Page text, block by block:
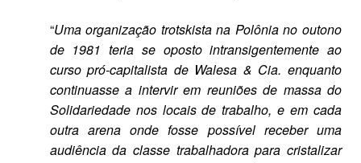
“Uma organização trotskista na Polônia no outono
de 1981 teria se oposto intransigentemente ao
curso pró-capitalista de Walesa & Cia. enquanto
continuasse a intervir em reuniões de massa do
Solidariedade nos locais de trabalho, e em cada
outra arena onde fosse possível receber uma
audiência da classe trabalhadora para cristalizar